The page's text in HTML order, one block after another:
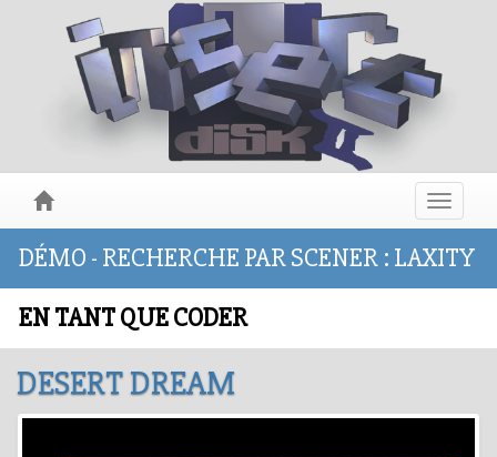
Toggle
DÉMO - RECHERCHE PAR SCENER : LAXITY
EN TANT QUE CODER
DESERT DREAM